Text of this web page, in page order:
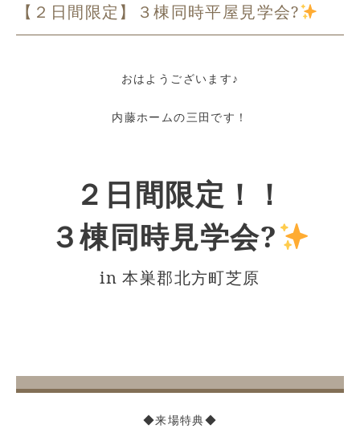
【２日間限定】３棟同時平屋見学会?
おはようございます♪
内藤ホームの三田です！
２日間限定！！
３棟同時見学会?
in 本巣郡北方町芝原
◆来場特典◆